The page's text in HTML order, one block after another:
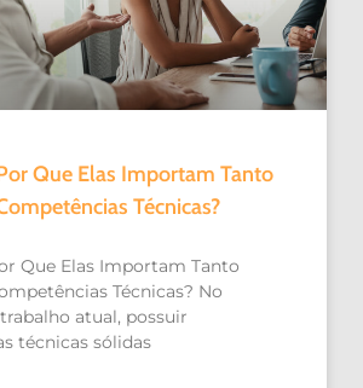
Que Elas Importam Tanto
Técnicas?
Que Elas Importam Tanto
Técnicas? No
atual, possuir
técnicas sólidas